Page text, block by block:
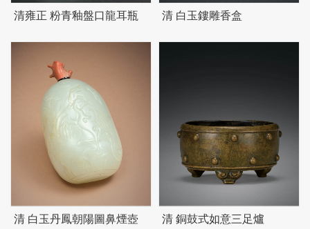
清雍正 粉青釉盤口龍耳瓶 清 白玉鏤雕香盒
清 白玉丹鳳朝陽圖鼻煙壺 清 銅鼓式如意三足爐